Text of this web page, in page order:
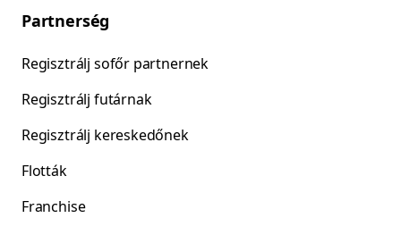
Partnerség
Regisztrálj sofőr partnernek
Regisztrálj futárnak
Regisztrálj kereskedőnek
Flották
Franchise